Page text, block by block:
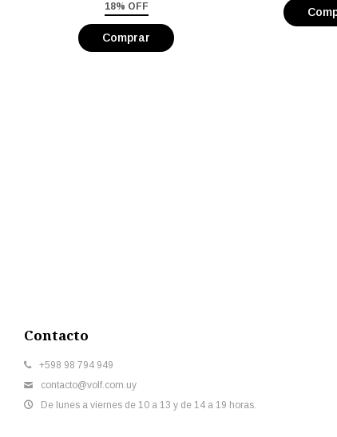
18% OFF
Contacto
+598 98 794 949
contacto@volf.com.uy
De lunes a viernes de 10 a 13 y de 14 a 19 horas.